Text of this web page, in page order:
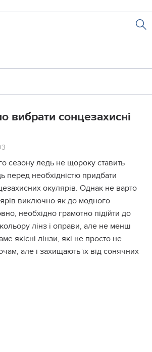
вибрати сонцезахисні
сезону ледь не щороку ставить
перед необхідністю придбати
окулярів. Однак не варто
виключно як до модного
необхідно грамотно підійти до
лінз і оправи, але не менш
якісні лінзи, які не просто не
але і захищають їх від сонячних